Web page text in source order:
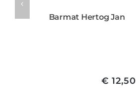
Barmat Hertog Jan
€ 12,50